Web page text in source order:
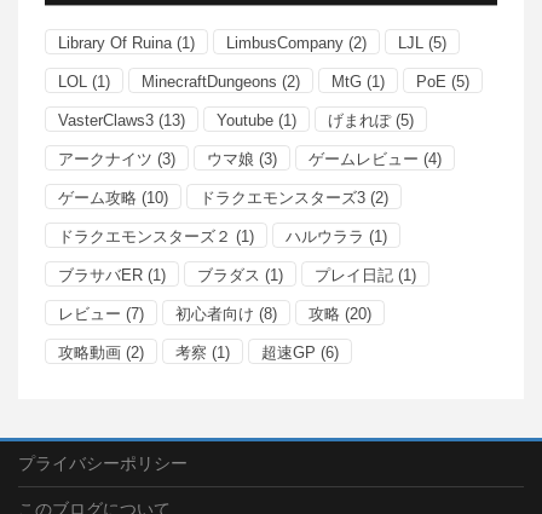
Library Of Ruina (1) LimbusCompany (2) LJL (5)
LOL (1) MinecraftDungeons (2) MtG (1) PoE (5)
VasterClaws3 (13) Youtube (1) げまれぽ(5)
アークナイツ (3) ウマ娘 (3) ゲームレビュー (4)
ゲーム攻略 (10) ドラクエモンスターズ3 (2)
ドラクエモンスターズ２ (1) ハルウララ (1)
ブラサバER (1) ブラダス (1) プレイ日記 (1)
レビュー (7) 初心者向け (8) 攻略 (20)
攻略動画 (2) 考察 (1) 超速GP (6)
プライバシーポリシー
このブログについて